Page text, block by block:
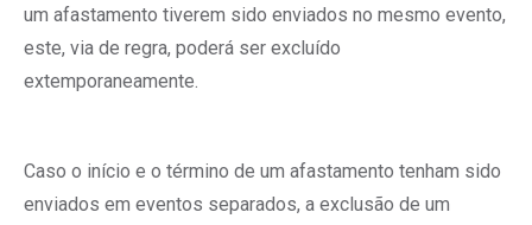
um afastamento tiverem sido enviados no mesmo evento,
este, via de regra, poderá ser excluído
extemporaneamente.
Caso o início e o término de um afastamento tenham sido
enviados em eventos separados, a exclusão de um